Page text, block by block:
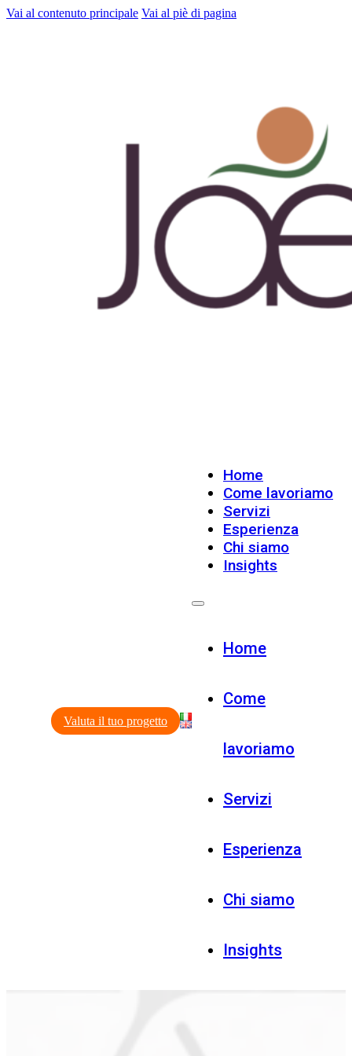
Vai al contenuto principale Vai al piè di pagina
Valuta il tuo progetto
Home
Come lavoriamo
Servizi
Esperienza
Chi siamo
Insights
Home
Come
lavoriamo
Servizi
Esperienza
Chi siamo
Insights